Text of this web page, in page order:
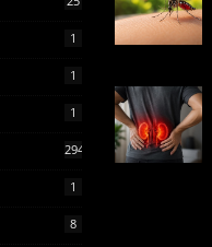
1
1
1
294
1
8